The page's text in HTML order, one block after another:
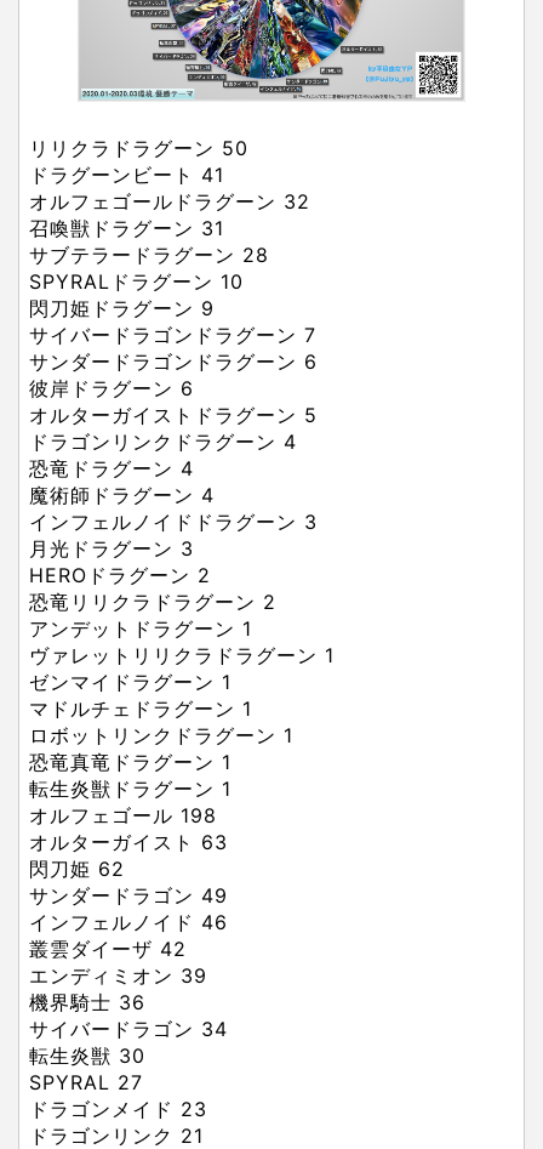
リリクラドラグーン 50
ドラグーンビート 41
オルフェゴールドラグーン 32
召喚獣ドラグーン 31
サブテラードラグーン 28
SPYRALドラグーン 10
閃刀姫ドラグーン 9
サイバードラゴンドラグーン 7
サンダードラゴンドラグーン 6
彼岸ドラグーン 6
オルターガイストドラグーン 5
ドラゴンリンクドラグーン 4
恐竜ドラグーン 4
魔術師ドラグーン 4
インフェルノイドドラグーン 3
月光ドラグーン 3
HEROドラグーン 2
恐竜リリクラドラグーン 2
アンデットドラグーン 1
ヴァレットリリクラドラグーン 1
ゼンマイドラグーン 1
マドルチェドラグーン 1
ロボットリンクドラグーン 1
恐竜真竜ドラグーン 1
転生炎獣ドラグーン 1
オルフェゴール 198
オルターガイスト 63
閃刀姫 62
サンダードラゴン 49
インフェルノイド 46
叢雲ダイーザ 42
エンディミオン 39
機界騎士 36
サイバードラゴン 34
転生炎獣 30
SPYRAL 27
ドラゴンメイド 23
ドラゴンリンク 21